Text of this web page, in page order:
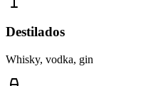
Destilados
Whisky, vodka, gin